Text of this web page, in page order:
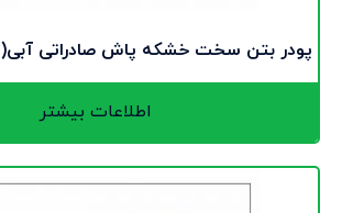
پودر بتن سخت خشکه پاش صادراتی آبی(ALEN-WET BL)
اطلاعات بیشتر